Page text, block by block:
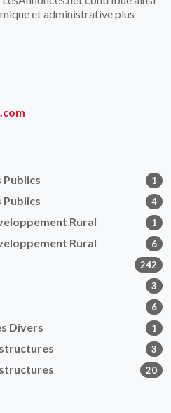
et administrative plus
1
4
Rural 1
Rural 6
242
3
6
Divers 1
3
20